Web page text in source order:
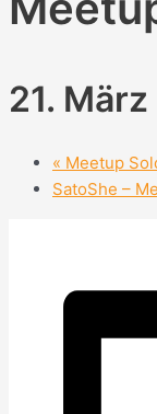
21.
« Meetup
SatoShe –